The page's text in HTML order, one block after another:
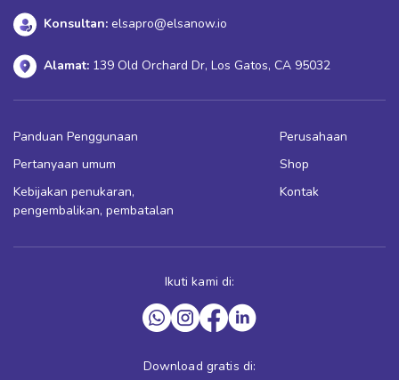
Konsultan: elsapro@elsanow.io
Alamat: 139 Old Orchard Dr, Los Gatos, CA 95032
Panduan Penggunaan
Pertanyaan umum
Kebijakan penukaran,
pengembalikan, pembatalan
Perusahaan
Shop
Kontak
Ikuti kami di:
Download gratis di: